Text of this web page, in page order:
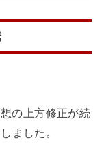
の上方修正が続
ました。